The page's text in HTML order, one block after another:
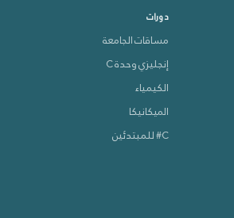
دورات
مساقات الجامعة
إنجليزي وحدة C
الكيمياء
الميكانيكا
C# للمبتدئين